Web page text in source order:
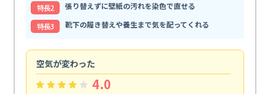
特⻑2
張り替えずに壁紙の汚れを染色で直せる
特⻑3
靴下の履き替えや養生まで気を配ってくれる
空気が変わった
4.0